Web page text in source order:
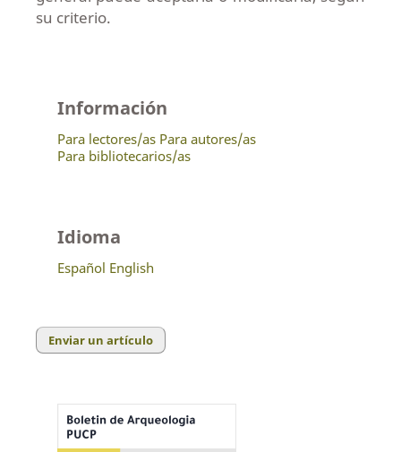
su criterio.
Información
Para lectores/as Para autores/as
Para bibliotecarios/as
Idioma
Español English
Enviar un artículo